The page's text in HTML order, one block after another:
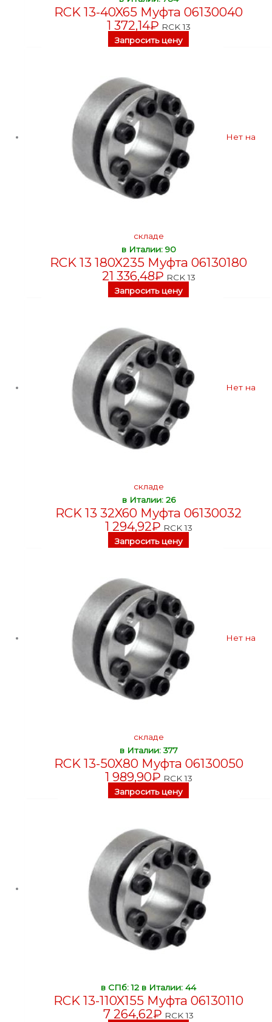
RCK 13-40X65 Муфта 06130040
1 372,14₽ RCK 13
Запросить цену
Нет на
складе
в Италии: 90
RCK 13 180X235 Муфта 06130180
21 336,48₽ RCK 13
Запросить цену
Нет на
складе
в Италии: 26
RCK 13 32X60 Муфта 06130032
1 294,92₽ RCK 13
Запросить цену
Нет на
складе
в Италии: 377
RCK 13-50X80 Муфта 06130050
1 989,90₽ RCK 13
Запросить цену
в СПб: 12 в Италии: 44
RCK 13-110X155 Муфта 06130110
7 264,62₽ RCK 13